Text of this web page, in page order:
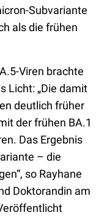
Subvariante
als die frühen
Viren brachte
Licht: „Die damit
deutlich früher
der frühen BA.1
Das Ergebnis
– die
so Rayhane
Doktorandin am